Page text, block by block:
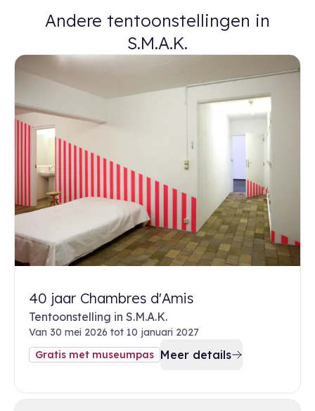
Andere tentoonstellingen in
S.M.A.K.
40 jaar Chambres d'Amis
Tentoonstelling in S.M.A.K.
Van 30 mei 2026 tot 10 januari 2027
Gratis met museumpas Meer details